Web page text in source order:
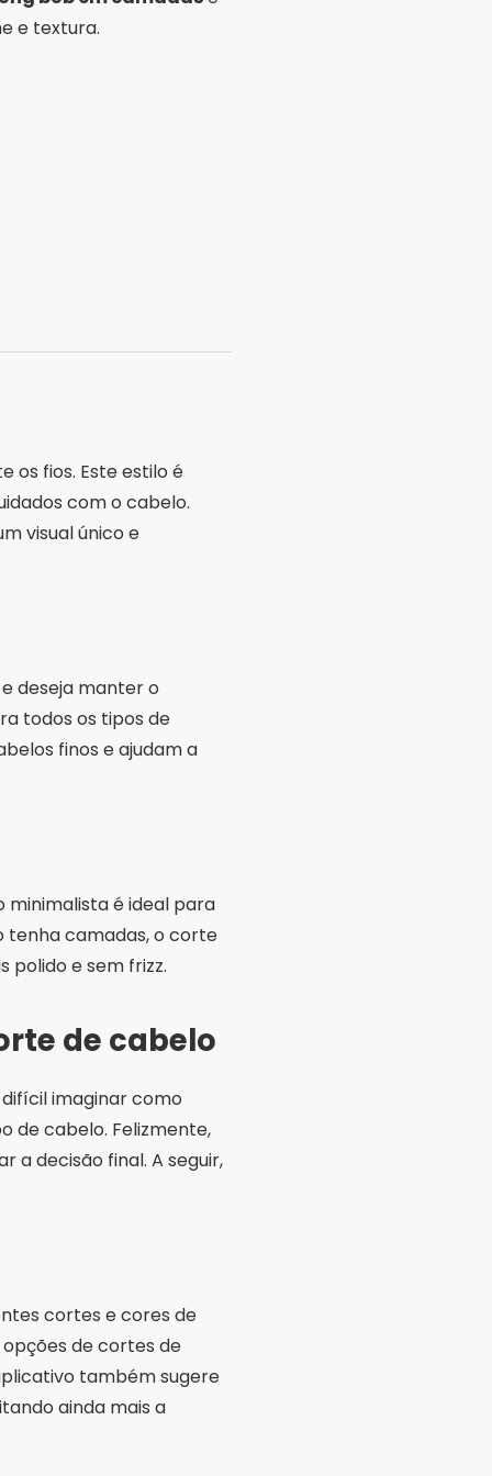
e textura.
os fios. Este estilo é
com o cabelo.
visual único e
deseja manter o
todos os tipos de
finos e ajudam a
minimalista é ideal para
tenha camadas, o corte
polido e sem frizz.
de cabelo
imaginar como
de cabelo. Felizmente,
a decisão final. A seguir,
cortes e cores de
de cortes de
também sugere
ainda mais a